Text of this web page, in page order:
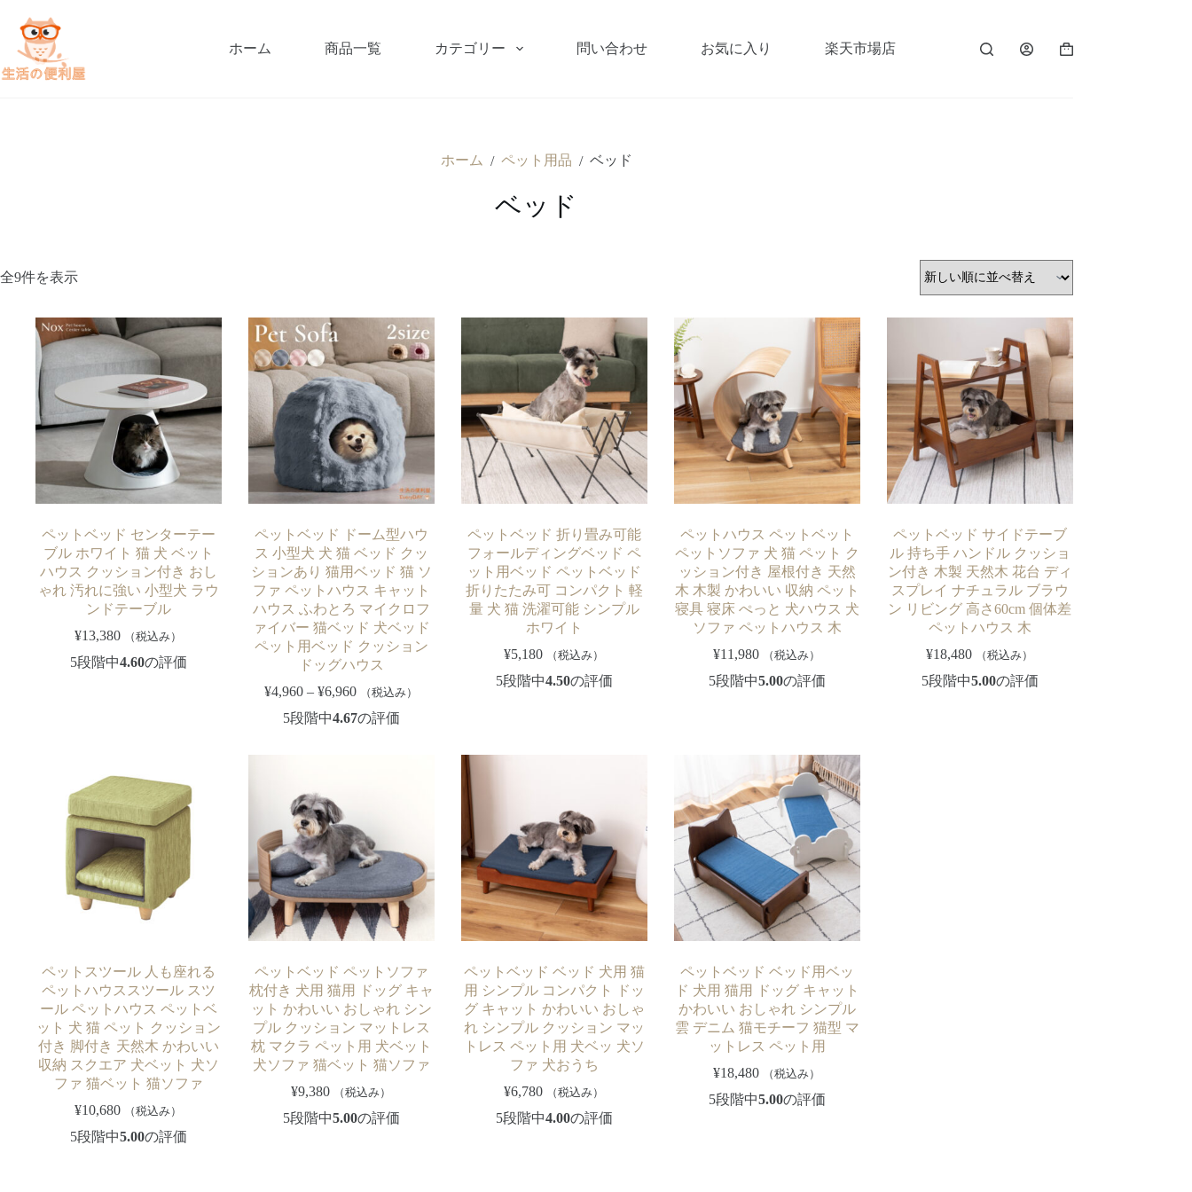
ホーム 商品一覧 カテゴリー 問い合わせ お気に入り 楽天市場店
ホーム / ペット用品 / ベッド
ベッド
全9件を表示
ペットベッド センターテー
ブル ホワイト 猫 犬 ベット
ハウス クッション付き おし
ゃれ 汚れに強い 小型犬 ラウ
ンドテーブル
¥13,380 （税込み）
5段階中4.60の評価
ペットベッド ドーム型ハウ
ス 小型犬 犬 猫 ベッド クッ
ションあり 猫用ベッド 猫 ソ
ファ ペットハウス キャット
ハウス ふわとろ マイクロフ
ァイバー 猫ベッド 犬ベッド
ペット用ベッド クッション
ドッグハウス
¥4,960 –¥6,960 （税込み）
5段階中4.67の評価
ペットベッド 折り畳み可能
フォールディングベッド ペ
ット用ベッド ペットベッド
折りたたみ可 コンパクト 軽
量 犬 猫 洗濯可能 シンプル
ホワイト
¥5,180 （税込み）
5段階中4.50の評価
ペットハウス ペットベット
ペットソファ 犬 猫 ペット ク
ッション付き 屋根付き 天然
木 木製 かわいい 収納 ペット
寝具 寝床 ぺっと 犬ハウス 犬
ソファ ペットハウス 木
¥11,980 （税込み）
5段階中5.00の評価
ペットベッド サイドテーブ
ル 持ち手 ハンドル クッショ
ン付き 木製 天然木 花台 ディ
スプレイ ナチュラル ブラウ
ン リビング 高さ60cm 個体差
ペットハウス 木
¥18,480 （税込み）
5段階中5.00の評価
ペットスツール 人も座れる
ペットハウススツール スツ
ール ペットハウス ペットベ
ット 犬 猫 ペット クッション
付き 脚付き 天然木 かわいい
収納 スクエア 犬ベット 犬ソ
ファ 猫ベット 猫ソファ
¥10,680 （税込み）
5段階中5.00の評価
ペットベッド ペットソファ
枕付き 犬用 猫用 ドッグ キャ
ット かわいい おしゃれ シン
プル クッション マットレス
枕 マクラ ペット用 犬ベット
犬ソファ 猫ベット 猫ソファ
¥9,380 （税込み）
5段階中5.00の評価
ペットベッド ベッド 犬用 猫
用 シンプル コンパクト ドッ
グ キャット かわいい おしゃ
れ シンプル クッション マッ
トレス ペット用 犬ベッ 犬ソ
ファ 犬おうち
¥6,780 （税込み）
5段階中4.00の評価
ペットベッド ベッド用ベッ
ド 犬用 猫用 ドッグ キャット
かわいい おしゃれ シンプル
雲 デニム 猫モチーフ 猫型 マ
ットレス ペット用
¥18,480 （税込み）
5段階中5.00の評価